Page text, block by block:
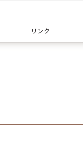
リンク